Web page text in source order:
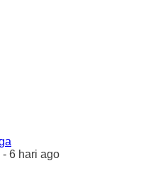
- 6 hari ago